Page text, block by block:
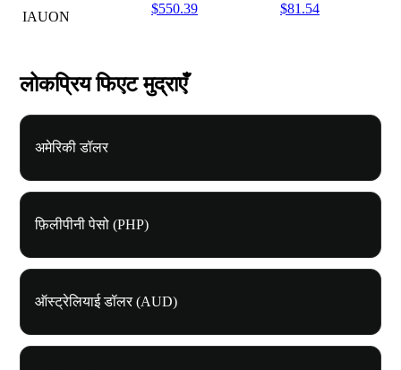
IAUON
$550.39 $81.54
लोकप्रिय फिएट मुद्राएँ
अमेरिकी डॉलर
फ़िलीपीनी पेसो (PHP)
ऑस्ट्रेलियाई डॉलर (AUD)